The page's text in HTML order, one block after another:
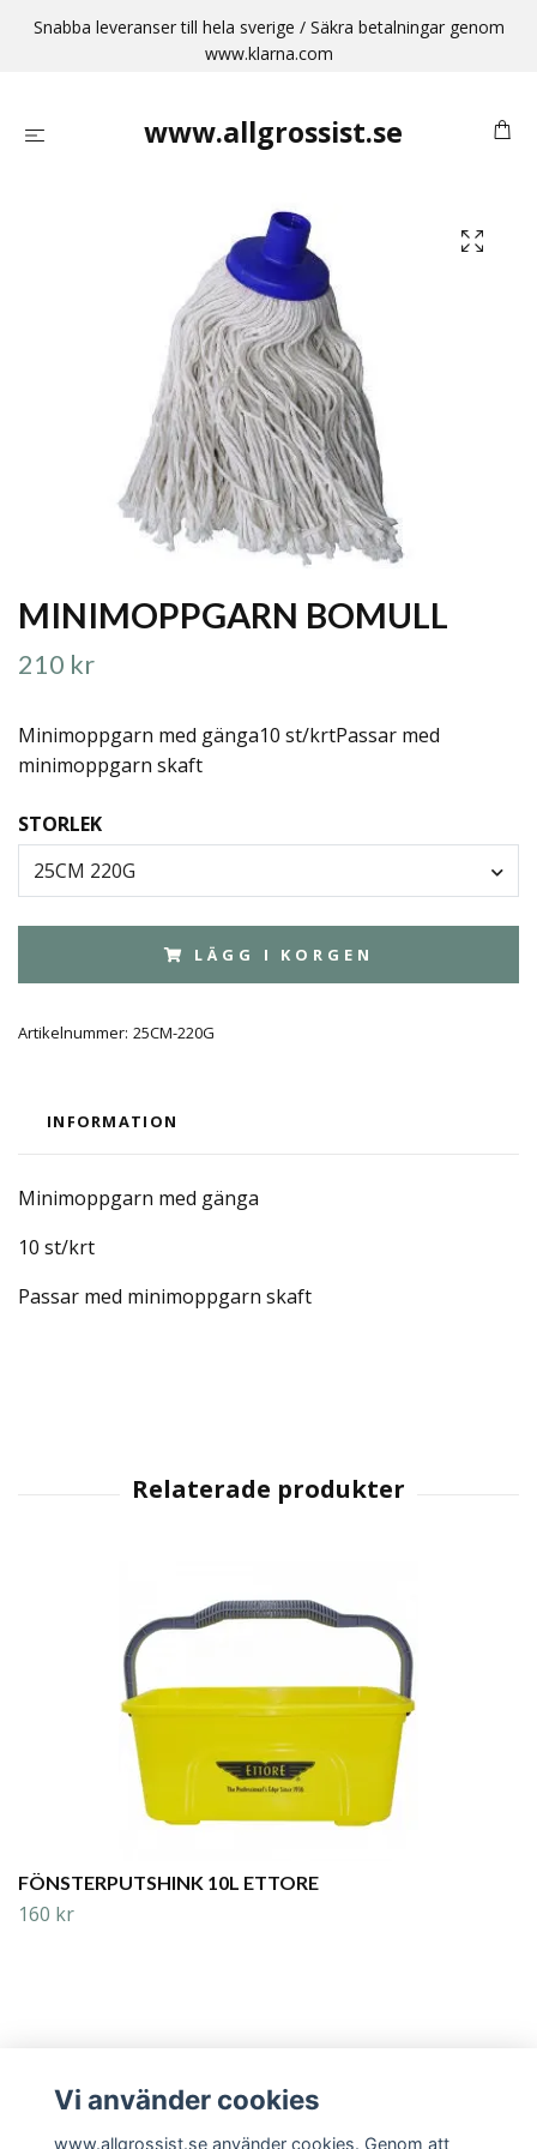
Snabba leveranser till hela sverige / Säkra betalningar genom
www.klarna.com
www.allgrossist.se
MINIMOPPGARN BOMULL
210 kr
Minimoppgarn med gänga10 st/krtPassar med
minimoppgarn skaft
STORLEK
25CM 220G
LÄGG I KORGEN
Artikelnummer: 25CM-220G
INFORMATION
Minimoppgarn med gänga
10 st/krt
Passar med minimoppgarn skaft
FÖNSTERPUTSHINK 10L ETTORE
160 kr
Läs mer
Vi använder cookies
www.allgrossist.se använder cookies. Genom att